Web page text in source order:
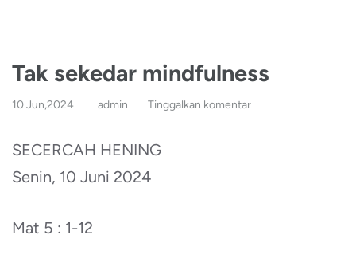
Tak sekedar mindfulness
10 Jun,2024 admin Tinggalkan komentar
SECERCAH HENING
Senin, 10 Juni 2024
Mat 5 : 1-12